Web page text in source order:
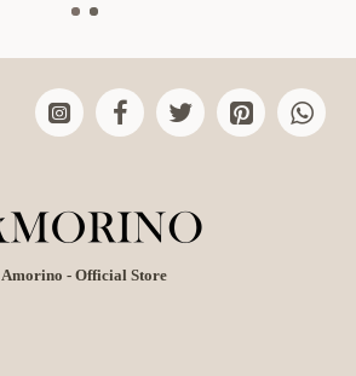
Amorino - Official Store